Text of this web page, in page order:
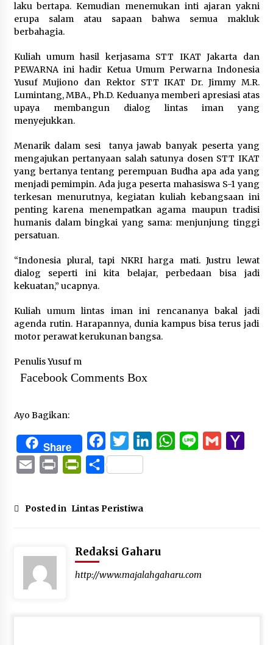
laku bertapa. Kemudian menemukan inti ajaran yakni
erupa salam atau sapaan bahwa semua makluk
berbahagia.
Kuliah umum hasil kerjasama STT IKAT Jakarta dan
PEWARNA ini hadir Ketua Umum Perwarna Indonesia
Yusuf Mujiono dan Rektor STT IKAT Dr. Jimmy M.R.
Lumintang, MBA., Ph.D. Keduanya memberi apresiasi atas
upaya membangun dialog lintas iman yang
menyejukkan.
Menarik dalam sesi tanya jawab banyak peserta yang
mengajukan pertanyaan salah satunya dosen STT IKAT
yang bertanya tentang perempuan Budha apa ada yang
menjadi pemimpin. Ada juga peserta mahasiswa S-1 yang
terkesan menurutnya, kegiatan kuliah kebangsaan ini
penting karena menempatkan agama maupun tradisi
humanis dalam bingkai yang sama: menjunjung tinggi
persatuan.
“Indonesia plural, tapi NKRI harga mati. Justru lewat
dialog seperti ini kita belajar, perbedaan bisa jadi
kekuatan,” ucapnya.
Kuliah umum lintas iman ini rencananya bakal jadi
agenda rutin. Harapannya, dunia kampus bisa terus jadi
motor perawat kerukunan bangsa.
Penulis Yusuf m
Facebook Comments Box
Ayo Bagikan:
Share FacebookTwitterLinkedInWhatsApp
Line Gmail
Email Print PrintFriendly
Share
Posted in Lintas Peristiwa
Redaksi Gaharu
http://www.majalahgaharu.com